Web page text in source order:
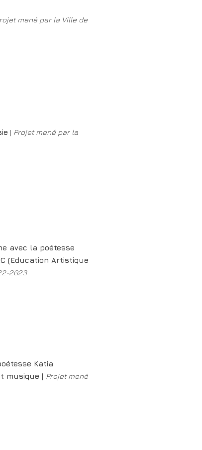
mené par la Ville de
| Projet mené par la
avec la poétesse
(Education Artistique
2023
Katia
musique | Projet mené